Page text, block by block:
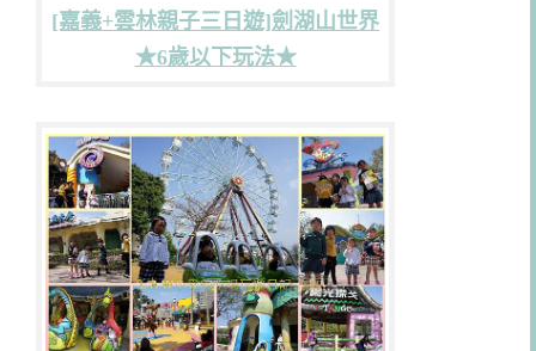
[嘉義+雲林親子三日遊]劍湖山世界
★6歲以下玩法★